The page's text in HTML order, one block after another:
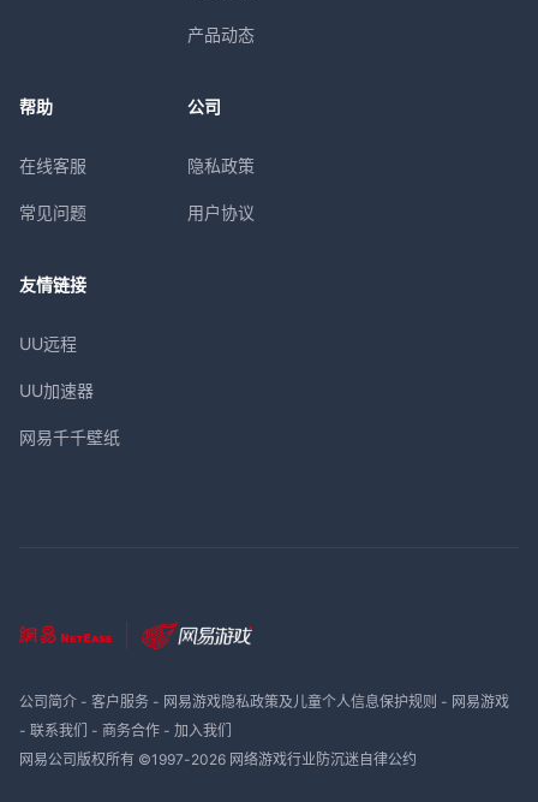
产品动态
帮助
在线客服
常见问题
公司
隐私政策
用户协议
友情链接
UU远程
UU加速器
网易千千壁纸
公司简介- 客户服务- 网易游戏隐私政策及儿童个人信息保护规则 - 网易游戏
- 联系我们 - 商务合作- 加入我们
网易公司版权所有 ©1997-2026 网络游戏行业防沉迷自律公约